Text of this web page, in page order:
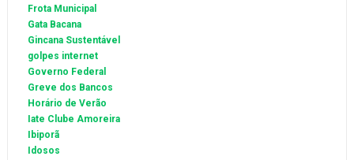
Frota Municipal
Gata Bacana
Gincana Sustentável
golpes internet
Governo Federal
Greve dos Bancos
Horário de Verão
Iate Clube Amoreira
Ibiporã
Idosos